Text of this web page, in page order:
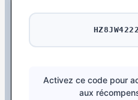
Activez ce code pour
aux